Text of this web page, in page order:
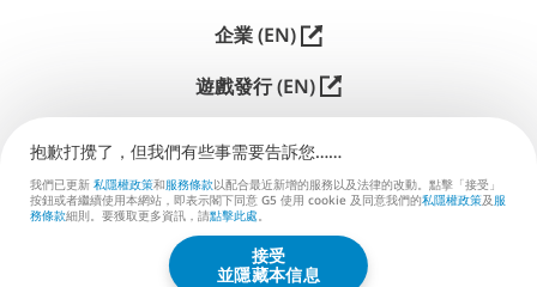
企業 (EN)
遊戲發行 (EN)
聯絡我們 (EN)
G5 ENTERTAINMENT ®
抱歉打攪了，但我們有些事需要告訴您……
我們已更新 私隱權政策和服務條款以配合最近新增的服務以及法律的改動。點擊「接受」
按鈕或者繼續使用本網站，即表示閣下同意 G5 使用 cookie 及同意我們的私隱權政策及 服
務條款細則。要獲取更多資訊，請點擊此處。
接受
並隱藏本信息